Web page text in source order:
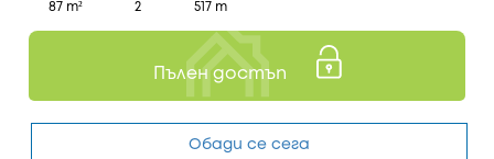
87 m² 2 517 m
Пълен достъп
Обади се сега